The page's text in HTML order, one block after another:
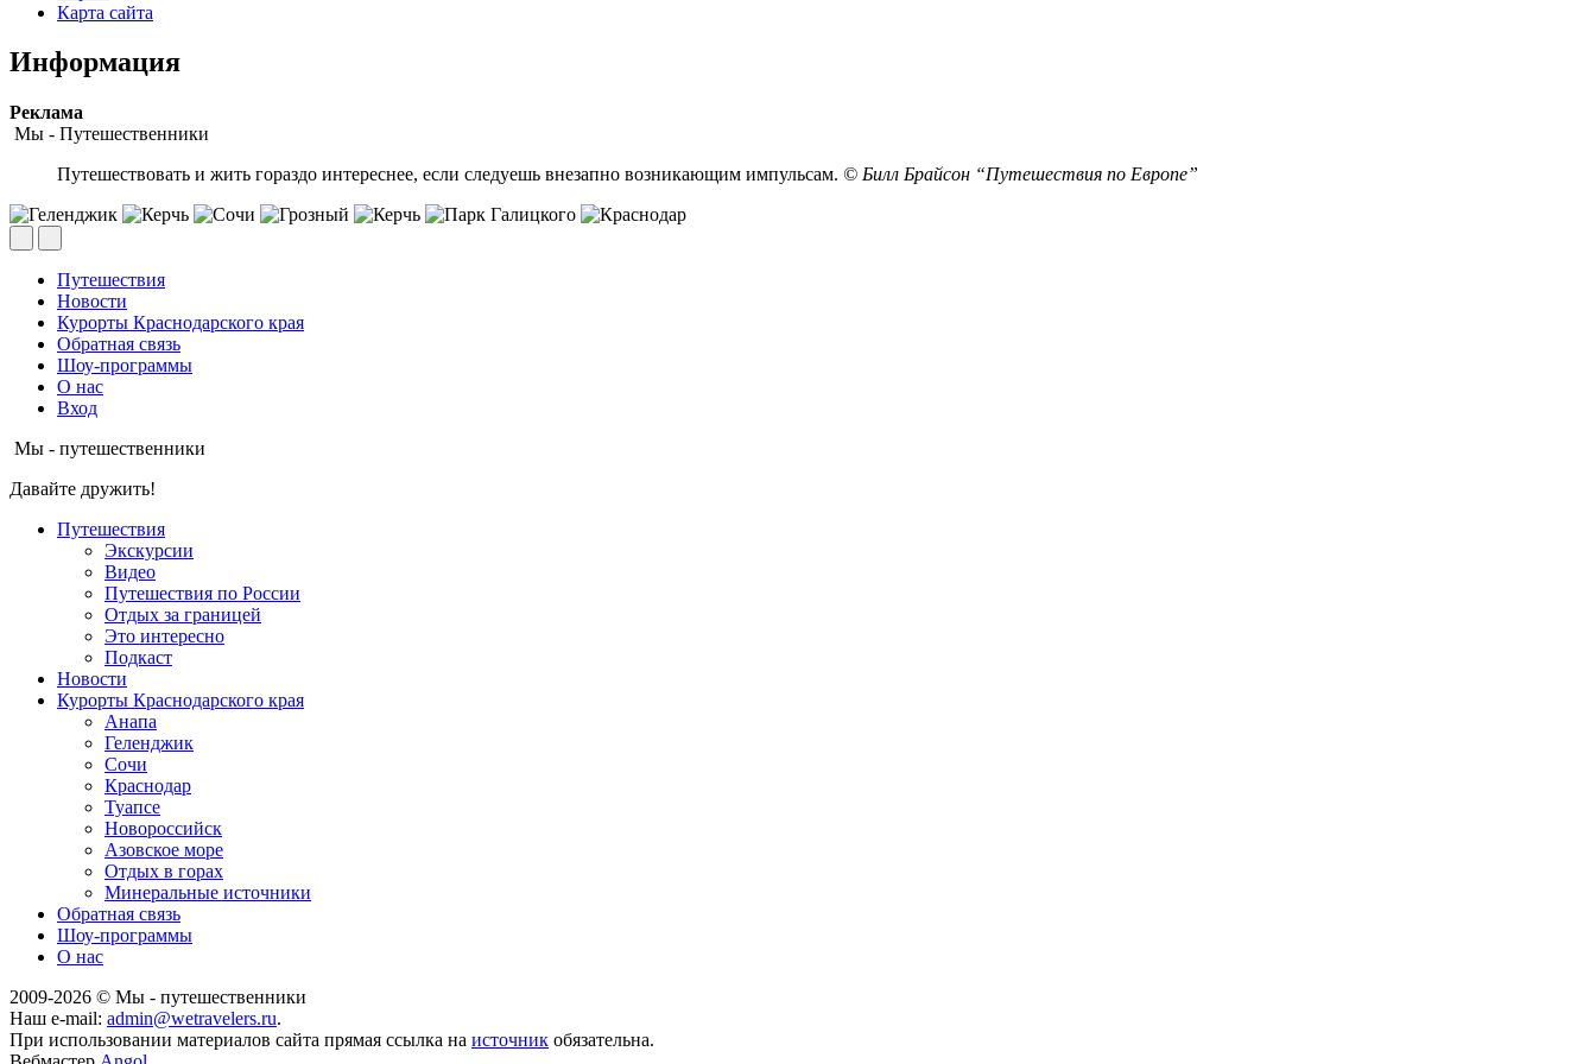
Карта сайта
Информация
Peклaмa
Мы - Путешественники
Путешествовать и жить гораздо интереснее, если следуешь внезапно возникающим импульсам. © Билл Брайсон “Путешествия по Европе”
Путешествия
Новости
Курорты Краснодарского края
Обратная связь
Шоу-программы
О нас
Вход
Мы - путешественники
Давайте дружить!
Путешествия
Экскурсии
Видео
Путешествия по России
Отдых за границей
Это интересно
Подкаст
Новости
Курорты Краснодарского края
Анапа
Геленджик
Сочи
Краснодар
Туапсе
Новороссийск
Азовское море
Отдых в горах
Минеральные источники
Обратная связь
Шоу-программы
О нас
2009-2026 © Мы - путешественники
Наш e-mail: admin@wetravelers.ru.
При использовании материалов сайта прямая ссылка на источник обязательна.